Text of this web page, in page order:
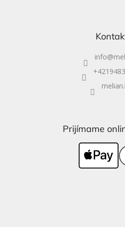
info@
Prijímame